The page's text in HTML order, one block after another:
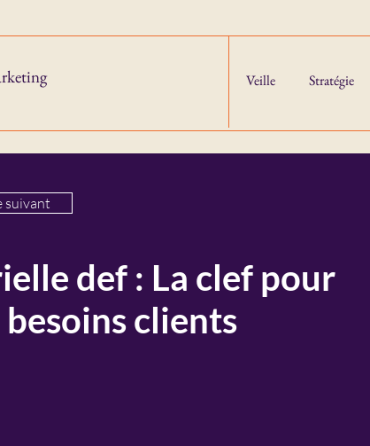
Veille Stratégie
suivant
def : La clef pour
clients